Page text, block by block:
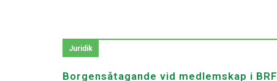
Juridik
Borgensåtagande vid medlemskap i BRF